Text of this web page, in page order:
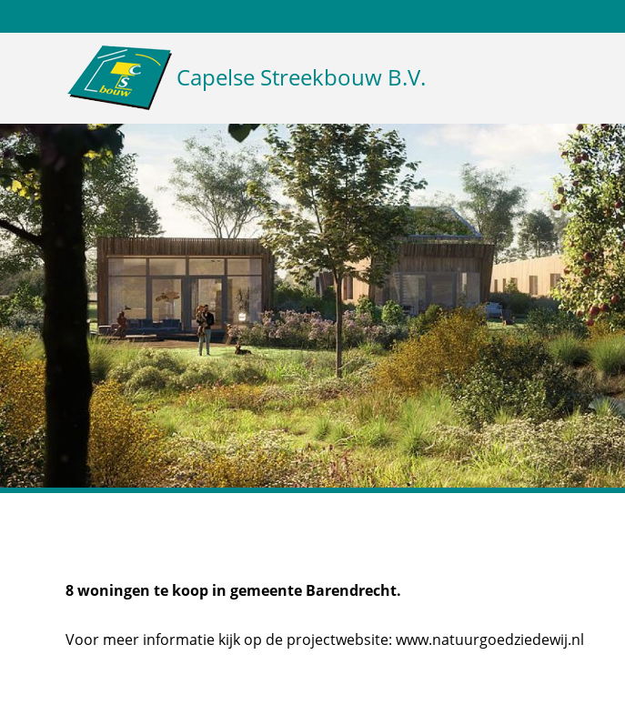
Capelse Streekbouw B.V.
8 woningen te koop in gemeente Barendrecht.
Voor meer informatie kijk op de projectwebsite: www.natuurgoedziedewij.nl